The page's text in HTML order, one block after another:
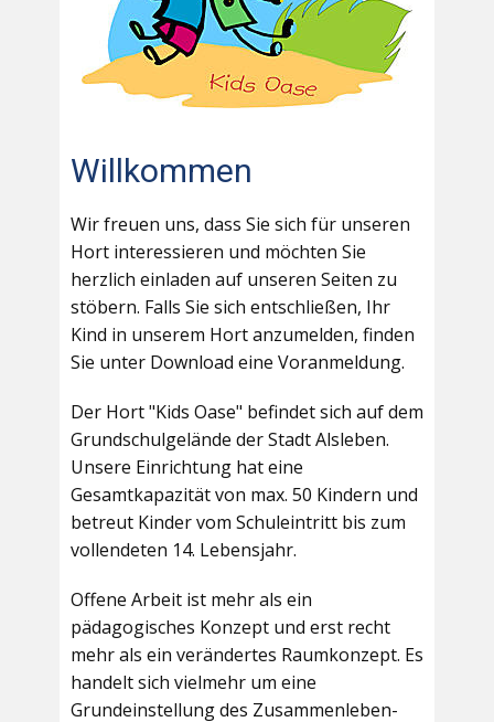
Willkommen
Wir freuen uns, dass Sie sich für unseren
Hort interessieren und möchten Sie
herzlich einladen auf unseren Seiten zu
stöbern. Falls Sie sich entschließen, Ihr
Kind in unserem Hort anzumelden, finden
Sie unter Download eine Voranmeldung.
Der Hort "Kids Oase" befindet sich auf dem
Grundschulgelände der Stadt Alsleben.
Unsere Einrichtung hat eine
Gesamtkapazität von max. 50 Kindern und
betreut Kinder vom Schuleintritt bis zum
vollendeten 14. Lebensjahr.
Offene Arbeit ist mehr als ein
pädagogisches Konzept und erst recht
mehr als ein verändertes Raumkonzept. Es
handelt sich vielmehr um eine
Grundeinstellung des Zusammenleben-